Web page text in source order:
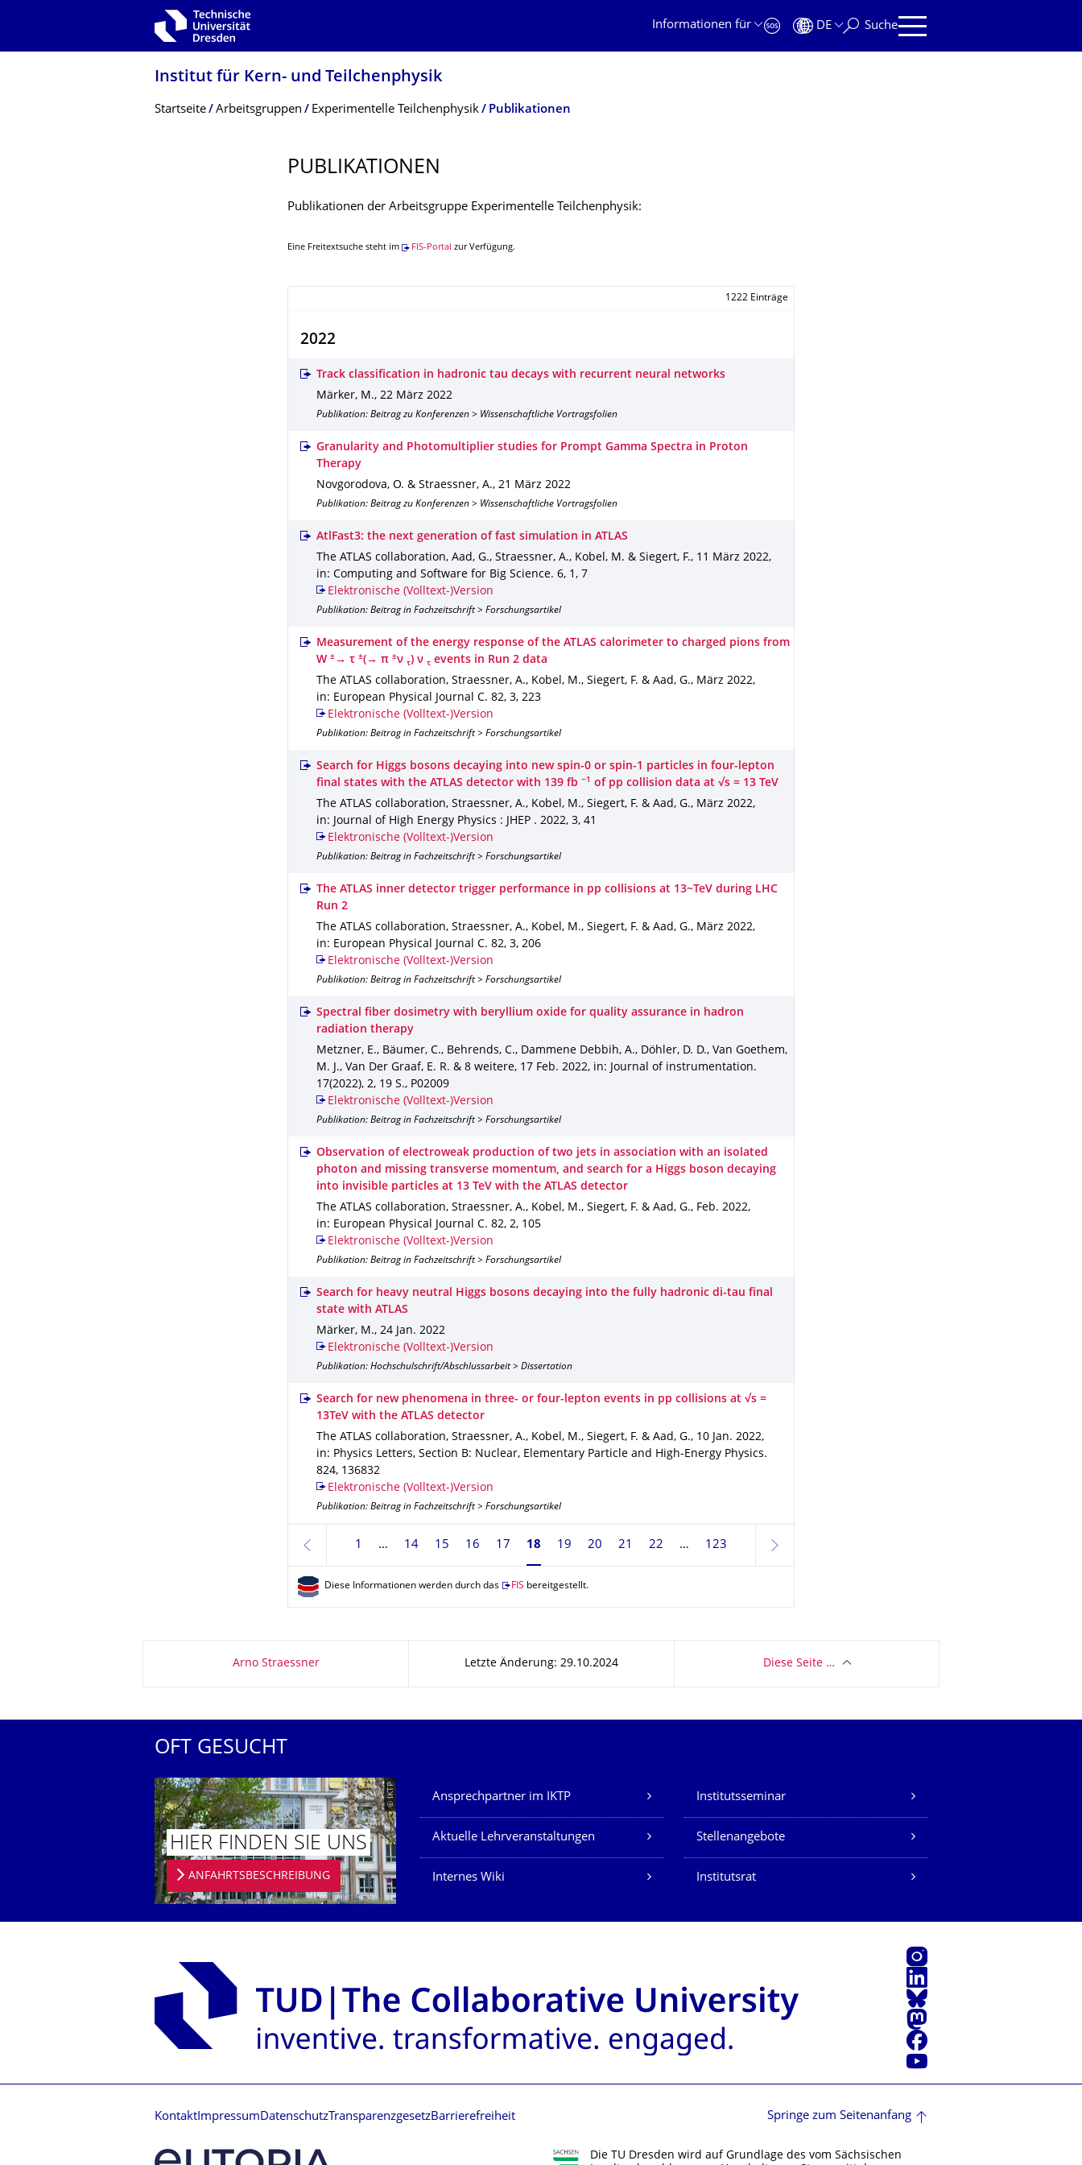
Zur Hauptnavigation springen
Informationen für
DE Suche
Institut für Kern- und Teilchenphysik
Breadcrumb-Menü
Startseite Arbeitsgruppen Experimentelle Teilchenphysik Publikationen
PUBLIKATIONEN
Publikationen der Arbeitsgruppe Experimentelle Teilchenphysik:
Eine Freitextsuche steht im FIS-Portal zur Verfügung.
1222 Einträge
2022
Track classification in hadronic tau decays with recurrent neural networks
Märker, M., 22 März 2022
Publikation: Beitrag zu Konferenzen > Wissenschaftliche Vortragsfolien
Granularity and Photomultiplier studies for Prompt Gamma Spectra in Proton
Therapy
Novgorodova, O. & Straessner, A., 21 März 2022
Publikation: Beitrag zu Konferenzen > Wissenschaftliche Vortragsfolien
AtlFast3: the next generation of fast simulation in ATLAS
The ATLAS collaboration, Aad, G., Straessner, A., Kobel, M. & Siegert, F., 11 März 2022,
in: Computing and Software for Big Science. 6, 1 , 7
Elektronische (Volltext-)Version
Publikation: Beitrag in Fachzeitschrift > Forschungsartikel
Measurement of the energy response of the ATLAS calorimeter to charged pions from
W ± → τ ±(→ π ±ν τ) ν τ events in Run 2 data
The ATLAS collaboration, Straessner, A., Kobel, M., Siegert, F. & Aad, G., März 2022,
in: European Physical Journal C. 82, 3, 223
Elektronische (Volltext-)Version
Publikation: Beitrag in Fachzeitschrift > Forschungsartikel
Search for Higgs bosons decaying into new spin-0 or spin-1 particles in four-lepton
final states with the ATLAS detector with 139 fb −1
of pp collision data at √s = 13 TeV
The ATLAS collaboration, Straessner, A., Kobel, M., Siegert, F. & Aad, G., März 2022,
in: Journal of High Energy Physics : JHEP . 2022, 3, 41
Elektronische (Volltext-)Version
Publikation: Beitrag in Fachzeitschrift > Forschungsartikel
The ATLAS inner detector trigger performance in pp collisions at 13~TeV during LHC
Run 2
The ATLAS collaboration, Straessner, A., Kobel, M., Siegert, F. & Aad, G., März 2022,
in: European Physical Journal C. 82, 3, 206
Elektronische (Volltext-)Version
Publikation: Beitrag in Fachzeitschrift > Forschungsartikel
Spectral fiber dosimetry with beryllium oxide for quality assurance in hadron
radiation therapy
Metzner, E., Bäumer, C., Behrends, C., Dammene Debbih, A., Döhler, D. D., Van Goethem,
M. J., Van Der Graaf, E. R. & 8 weitere, 17 Feb. 2022, in: Journal of instrumentation.
17(2022), 2, 19 S., P02009
Elektronische (Volltext-)Version
Publikation: Beitrag in Fachzeitschrift > Forschungsartikel
Observation of electroweak production of two jets in association with an isolated
photon and missing transverse momentum, and search for a Higgs boson decaying
into invisible particles at 13 TeV with the ATLAS detector
The ATLAS collaboration, Straessner, A., Kobel, M., Siegert, F. & Aad, G., Feb. 2022,
in: European Physical Journal C. 82, 2, 105
Elektronische (Volltext-)Version
Publikation: Beitrag in Fachzeitschrift > Forschungsartikel
Search for heavy neutral Higgs bosons decaying into the fully hadronic di-tau final
state with ATLAS
Märker, M., 24 Jan. 2022
Elektronische (Volltext-)Version
Publikation: Hochschulschrift/Abschlussarbeit > Dissertation
Search for new phenomena in three- or four-lepton events in pp collisions at √s =
13TeV with the ATLAS detector
The ATLAS collaboration, Straessner, A., Kobel, M., Siegert, F. & Aad, G., 10 Jan. 2022,
in: Physics Letters, Section B: Nuclear, Elementary Particle and High-Energy Physics.
824, 136832
Elektronische (Volltext-)Version
Publikation: Beitrag in Fachzeitschrift > Forschungsartikel
zurück
1 14 15 16 17 Seite 18, aktuell ausgewählt
18 19 20 21 22 123
weiter
Diese Informationen werden durch das FIS bereitgestellt.
Arno Straessner Letzte Änderung: 29.10.2024 Diese Seite …
OFT GESUCHT
© IKTP
HIER FINDEN SIE UNS
ANFAHRTSBESCHREIBUNG
Unsere Dienste
Ansprechpartner im IKTP Institutsseminar
Aktuelle Lehrveranstaltungen Stellenangebote
Internes Wiki Institutsrat
Instagram
LinkedIn
Bluesky
Mastodon
Facebook
Youtube
Kontakt Impressum DatenschutzTransparenzgesetzBarrierefreiheit Springe zum Seitenanfang
Die TU Dresden wird auf Grundlage des vom Sächsischen